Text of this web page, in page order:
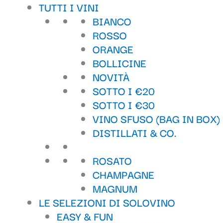
TUTTI I VINI
BIANCO
ROSSO
ORANGE
BOLLICINE
NOVITÀ
SOTTO I €20
SOTTO I €30
VINO SFUSO (BAG IN BOX)
DISTILLATI & CO.
ROSATO
CHAMPAGNE
MAGNUM
LE SELEZIONI DI SOLOVINO
EASY & FUN
Il
prezzo
Il
prezzo
attuale
39,90 €.